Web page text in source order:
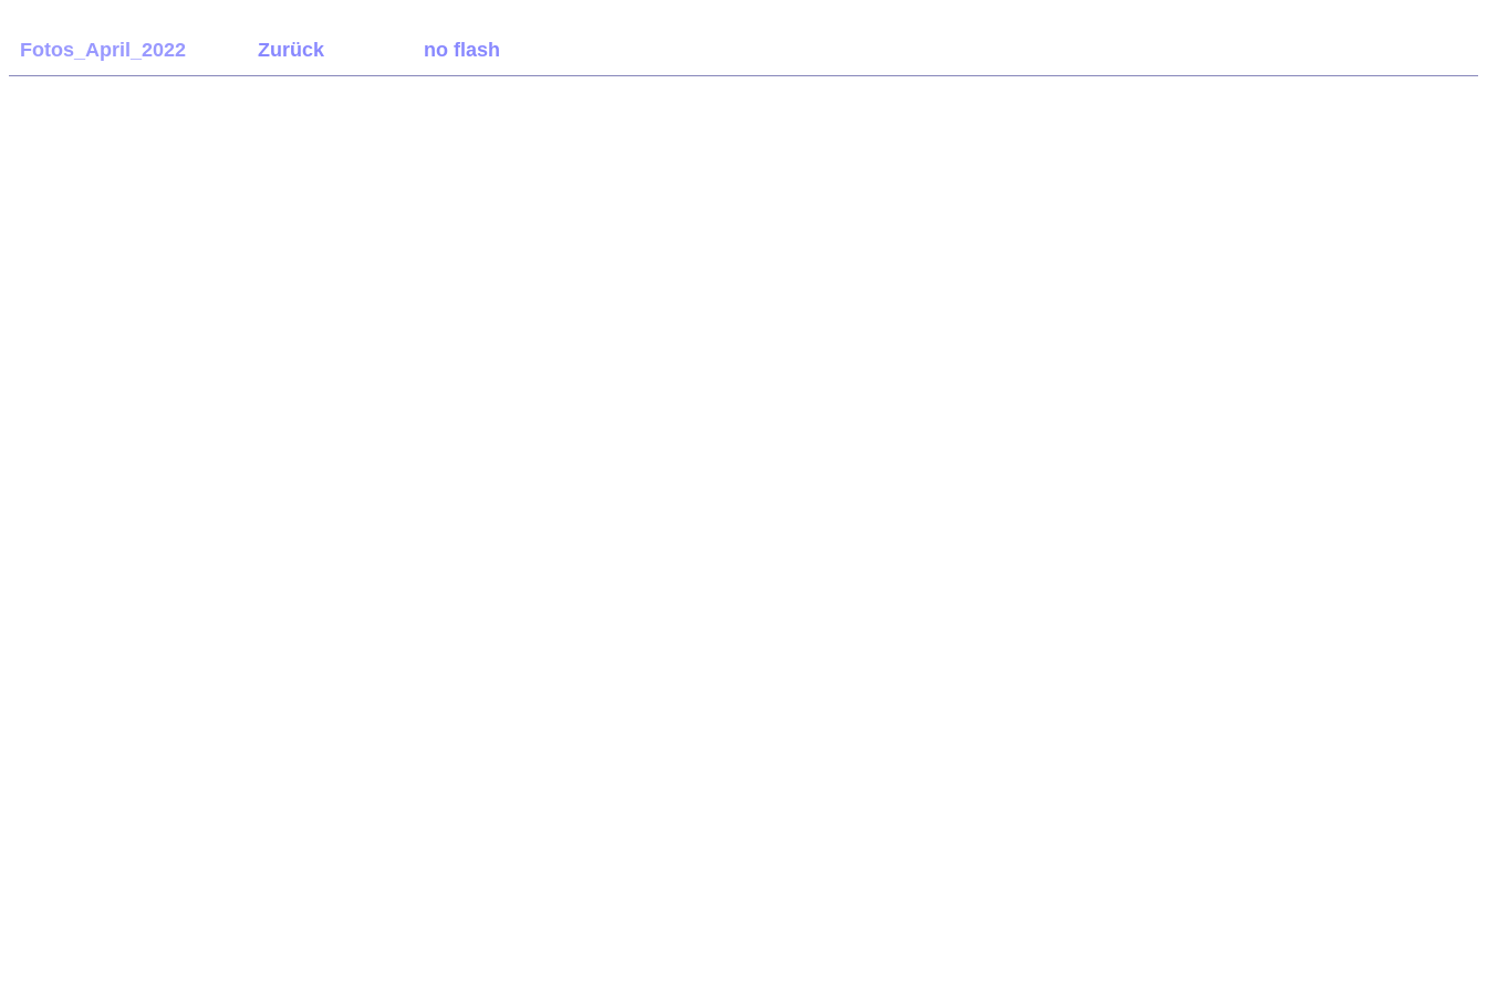
Fotos_April_2022 Zurück no flash